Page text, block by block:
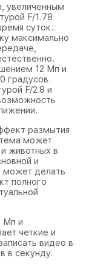
увеличенным
F/1.78
суток.
максимально
12 Мп и
градусов.
F/2.8 и
размытия
может
животных в
и
может делать
полного
Мп и
четкие и
видео в
в секунду.